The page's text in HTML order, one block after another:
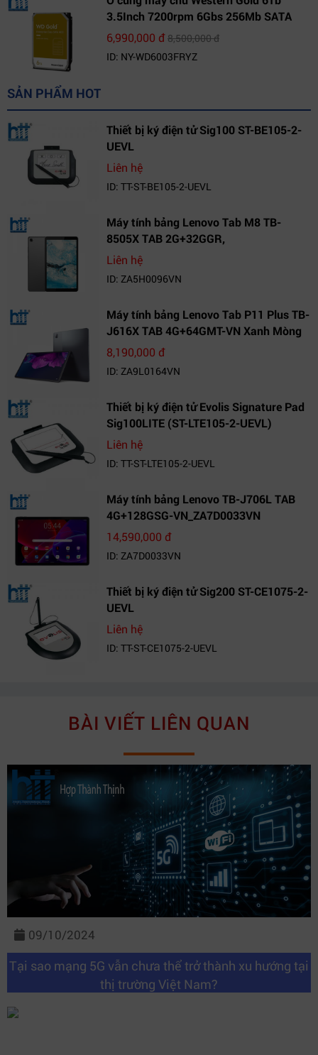
3.5Inch 7200rpm 6Gbs 256Mb SATA
(WD6003FRYZ)
6,990,000 đ8,500,000 đ
ID: NY-WD6003FRYZ
SẢN PHẨM HOT
Thiết bị ký điện tử Sig100 ST-BE105-2-
UEVL
Liên hệ
ID: TT-ST-BE105-2-UEVL
Máy tính bảng Lenovo Tab M8 TB-
8505X TAB 2G+32GGR,
VN_ZA5H0096VN
Liên hệ
ID: ZA5H0096VN
Máy tính bảng Lenovo Tab P11 Plus TB-
J616X TAB 4G+64GMT-VN Xanh Mòng
Két_ZA9L0164VN
8,190,000 đ
ID: ZA9L0164VN
Thiết bị ký điện tử Evolis Signature Pad
Sig100LITE (ST-LTE105-2-UEVL)
Liên hệ
ID: TT-ST-LTE105-2-UEVL
Máy tính bảng Lenovo TB-J706L TAB
4G+128GSG-VN_ZA7D0033VN
14,590,000 đ
ID: ZA7D0033VN
Thiết bị ký điện tử Sig200 ST-CE1075-2-
UEVL
Liên hệ
ID: TT-ST-CE1075-2-UEVL
BÀI VIẾT LIÊN QUAN
09/10/2024
Tại sao mạng 5G vẫn chưa thể trở thành xu hướng tại
thị trường Việt Nam?